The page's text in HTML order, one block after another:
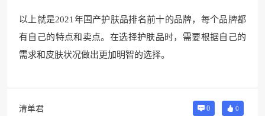
以上就是2021年国产护肤品排名前十的品牌，每个品牌都
有自己的特点和卖点。在选择护肤品时，需要根据自己的
需求和皮肤状况做出更加明智的选择。
清单君 0 0